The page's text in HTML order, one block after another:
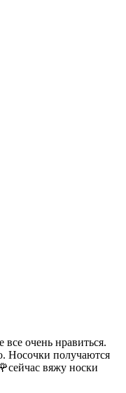
очень нравиться.
Носочки получаются
вяжу носки